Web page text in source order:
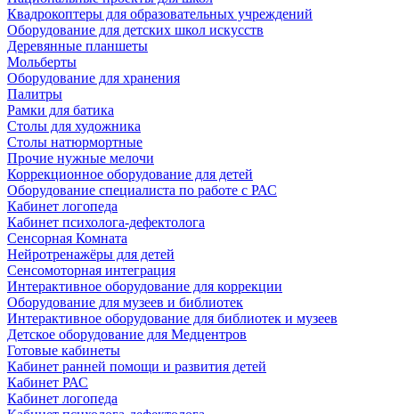
Квадрокоптеры для образовательных учреждений
Оборудование для детских школ искусств
Деревянные планшеты
Мольберты
Оборудование для хранения
Палитры
Рамки для батика
Столы для художника
Столы натюрмортные
Прочие нужные мелочи
Коррекционное оборудование для детей
Оборудование специалиста по работе с РАС
Кабинет логопеда
Кабинет психолога-дефектолога
Сенсорная Комната
Нейротренажёры для детей
Сенсомоторная интеграция
Интерактивное оборудование для коррекции
Оборудование для музеев и библиотек
Интерактивное оборудование для библиотек и музеев
Детское оборудование для Медцентров
Готовые кабинеты
Кабинет ранней помощи и развития детей
Кабинет РАС
Кабинет логопеда